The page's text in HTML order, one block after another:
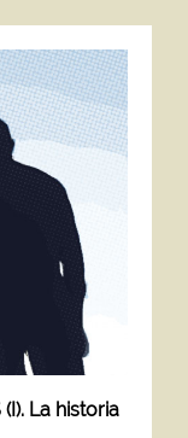
La historia